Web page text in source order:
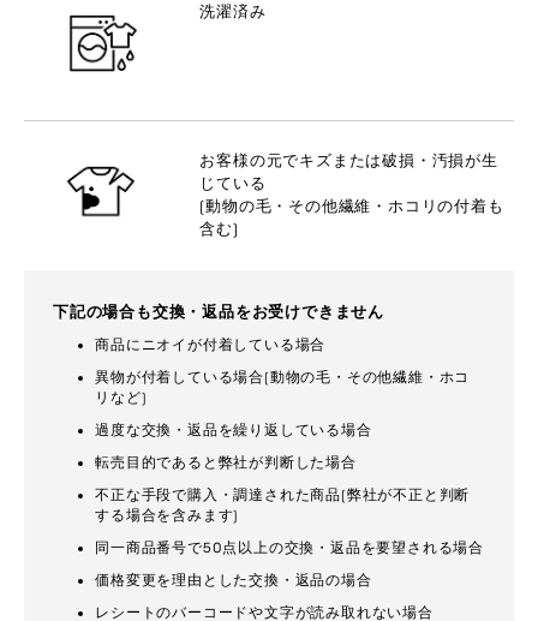
洗濯済み
お客様の元でキズまたは破損・汚損が生
じている
(動物の毛・その他繊維・ホコリの付着も
含む)
下記の場合も交換・返品をお受けできません
商品にニオイが付着している場合
異物が付着している場合(動物の毛・その他繊維・ホコ
リなど)
過度な交換・返品を繰り返している場合
転売目的であると弊社が判断した場合
不正な手段で購入・調達された商品(弊社が不正と判断
する場合を含みます)
同一商品番号で50点以上の交換・返品を要望される場合
価格変更を理由とした交換・返品の場合
レシートのバーコードや文字が読み取れない場合